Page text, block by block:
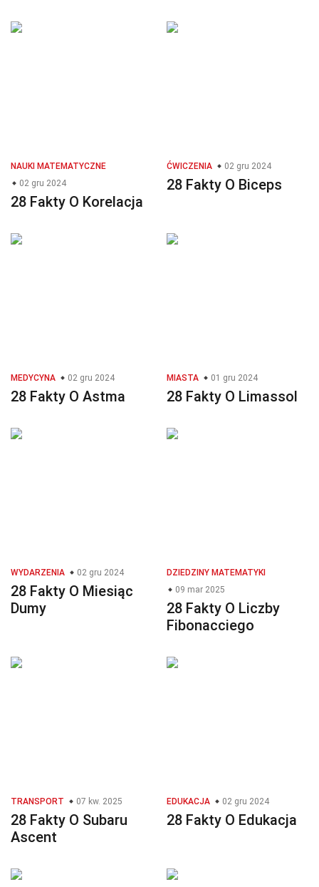
NAUKI MATEMATYCZNE
02 gru 2024
28 Fakty O Korelacja
ĆWICZENIA 02 gru 2024
28 Fakty O Biceps
MEDYCYNA 02 gru 2024
28 Fakty O Astma
MIASTA 01 gru 2024
28 Fakty O Limassol
WYDARZENIA 02 gru 2024
28 Fakty O Miesiąc
Dumy
DZIEDZINY MATEMATYKI
09 mar 2025
28 Fakty O Liczby
Fibonacciego
TRANSPORT 07 kw. 2025
28 Fakty O Subaru
Ascent
EDUKACJA 02 gru 2024
28 Fakty O Edukacja